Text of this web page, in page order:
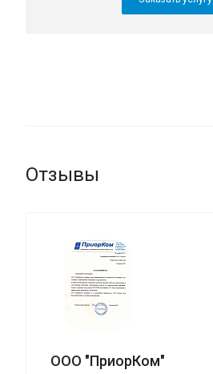
Отзывы
ООО "ПриорКом"